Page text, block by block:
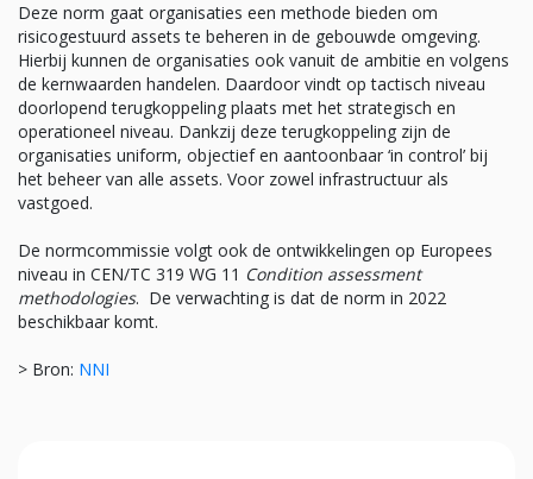
Deze norm gaat organisaties een methode bieden om
risicogestuurd assets te beheren in de gebouwde omgeving.
Hierbij kunnen de organisaties ook vanuit de ambitie en volgens
de kernwaarden handelen. Daardoor vindt op tactisch niveau
doorlopend terugkoppeling plaats met het strategisch en
operationeel niveau. Dankzij deze terugkoppeling zijn de
organisaties uniform, objectief en aantoonbaar ‘in control’ bij
het beheer van alle assets. Voor zowel infrastructuur als
vastgoed.
De normcommissie volgt ook de ontwikkelingen op Europees
niveau in CEN/TC 319 WG 11 Condition assessment
methodologies. De verwachting is dat de norm in 2022
beschikbaar komt.
> Bron: NNI